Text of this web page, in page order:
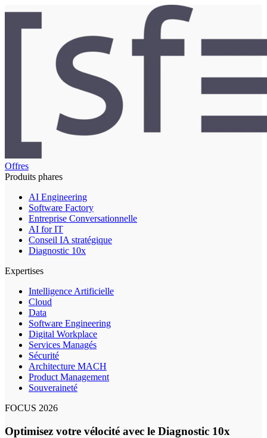
Offres
Produits phares
AI Engineering
Software Factory
Entreprise Conversationnelle
AI for IT
Conseil IA stratégique
Diagnostic 10x
Expertises
Intelligence Artificielle
Cloud
Data
Software Engineering
Digital Workplace
Services Managés
Sécurité
Architecture MACH
Product Management
Souveraineté
FOCUS 2026
Optimisez votre vélocité avec le Diagnostic 10x